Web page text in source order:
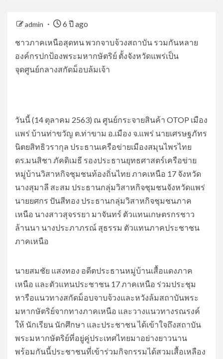
admin
6 ปี ago
ชาวภาคเหนือสุดทน พวกจาบจ้วงสถาบัน รวมกันหลาย
องค์กรปกป้องพระมหากษัตริย์ ตั้งจังหวัดแพร่เป็น
จุดศูนย์กลางสกัดม็อบล้มเจ้า
วันนี้ (14 ตุลาคม 2563) ณ ศูนย์กระจายสินค้า OTOP เมือง
แพร่ บ้านท่าขวัญ ต.ท่าขาม อ.เมือง จ.แพร่ นายเศรษฐภัทร
นิตยสิทธิวรากุล ประธานเครือข่ายเมืองสมุนไพรไทย
ดร.มนสิชา ภัคดิเมธี รองประธานยุทธศาสตร์เครือข่าย
หมู่บ้านวิสาหกิจชุมชนท้องถิ่นไทย ภาคเหนือ 17 จังหวัด
นางสุมาลี สะสม ประธานกลุ่มวิสาหกิจชุมชนจังหวัดแพร่
นายยศกร ปันสีทอง ประธานกลุ่มวิสาหกิจชุมชนภาค
เหนือ นางสาวสุจรรยา มาจันทร์ ตัวแทนเกษตรกรชาว
ล้านนา นางประภาภรณ์ สุธรรม ตัวแทนภาคประชาชน
ภาคเหนือ
นายสมชัย แสงทอง อดีตประธานหมู่บ้านเสื้อแดงภาค
เหนือ และตัวแทนประชาชน 17 ภาคเหนือ ร่วมประชุม
หารือแนวทางสกัดม็อบจาบจ้วงและหวังล้มสถาบันพระ
มหากษัตริย์จากทางภาคเหนือ และวางแนวทางรณรงค์
ให้ นักเรียน นักศึกษา และประชาชน ได้เข้าใจถึงสถาบัน
พระมหากษัตริย์ที่อยู่คู่ประเทศไทยมาอย่างยาวนาน
พร้อมกันนี้ประชาชนที่เข้าร่วมกิจกรรมได้สวมเสื้อเหลือง